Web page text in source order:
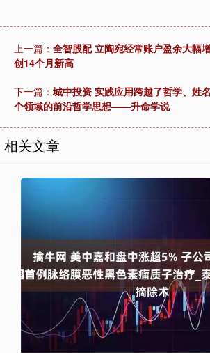
上一篇： 全智股配 立陶宛经常账户盈余大幅
创14个月新高
下一篇： 城中投资 实践应用跨越了哲学、姓
个领域的前沿哲学思想——升命学说
相关文章